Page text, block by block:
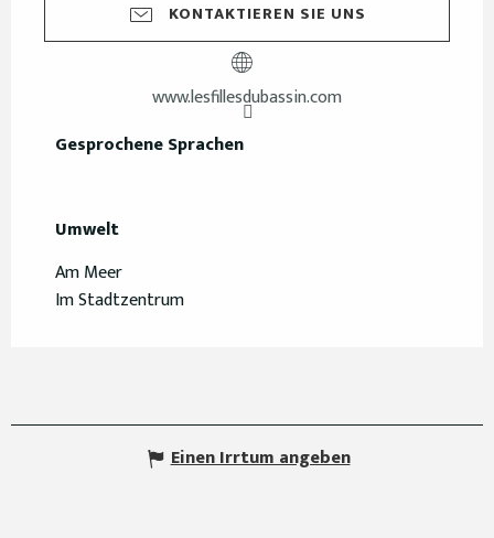
KONTAKTIEREN SIE UNS
www.lesfillesdubassin.com
Gesprochene Sprachen
Gesprochene Sprachen
Umwelt
Umwelt
Am Meer
Im Stadtzentrum
Einen Irrtum angeben